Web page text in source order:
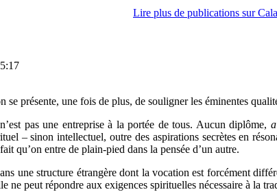
Lire plus de publications sur
se présente, une fois de plus, de souligner les éminentes
pas une entreprise à la portée de tous. Aucun diplôme,
– sinon intellectuel, outre des aspirations secrètes en
qu’on entre de plain-pied dans la pensée d’un autre.
une structure étrangère dont la vocation est forcément
ne peut répondre aux exigences spirituelles nécessaire à la